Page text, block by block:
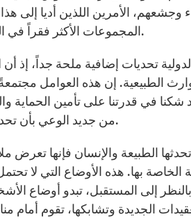
وجشعهم، الأمرين اللذين أديا إلى هذا
المجموعات الأكثر فقراً في المجتمع، وتدل فعلاً على الترابط، وعدم الإنصاف في عالم اليوم.
تحديات إضافية ملحة جداً، إذ أن
الطبيعية. إن هذه العوامل
شكنا في قدرتنا على تأمين
من جديد الوعي بأن تحديد ازدهار أو معاناة “القرية العالمية” هو مسؤولية مشتركة فعلاً.
الخاصة بها. هذه الأوضاع التي لا
إلى المستقبل، تبدو أوضاع
الجديدة وتشابكها، تقوم أمام